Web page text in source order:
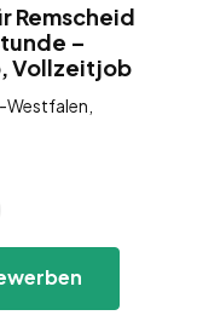
Remscheid
–
Vollzeitjob